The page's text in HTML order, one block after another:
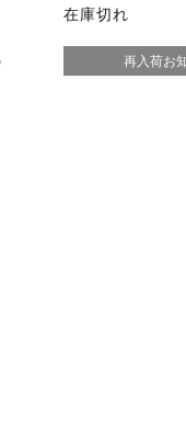
在庫切れ
再入荷お